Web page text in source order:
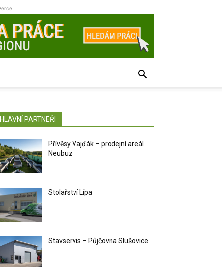
HLAVNÍ PARTNEŘI
Přívěsy Vajďák – prodejní areál
Neubuz
Stolařství Lípa
Stavservis – Půjčovna Slušovice